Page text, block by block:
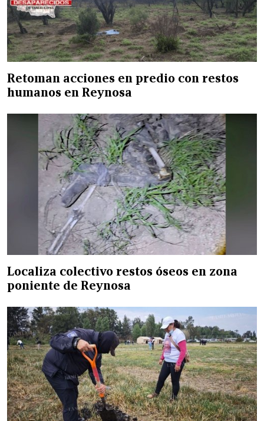
Retoman acciones en predio con restos
humanos en Reynosa
Localiza colectivo restos óseos en zona
poniente de Reynosa